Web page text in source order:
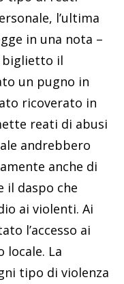
l’ultima
in una nota –
biglietto il
un pugno in
ricoverato in
reati di abusi
andrebbero
anche di
il daspo che
ai violenti. Ai
l’accesso ai
locale. La
tipo di violenza